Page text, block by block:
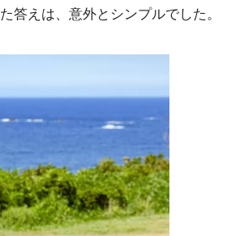
答えは、意外とシンプルでした。